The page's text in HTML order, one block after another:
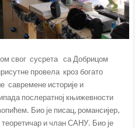
свог сусрета са Добрицом
провела кроз богато
савремене историје и
послератној књижевности
Био је писац, романсијер,
теоретичар и члан САНУ. Био је